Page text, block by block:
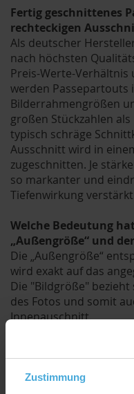
Zustimmung
Fertig geschnittenes
rechteckigen
Als deutscher
nach höchsten
Preis-Werte-Verhältnis
werden Passepartouts
Bilderrahmengrößen
großen Stückzahlen
typisch schräge
Ausschnitt wird in
zugeschnitten. Je
so markanter und
Tiefenwirkung
Welche Bedeutung
„Außengröße“ und
Die „Außengröße“
wird exakt auf das
Die "Bildgröße"
des Fotos und somit
Innenauschnitt.
Der Ausschnitt wird
Durch den etwas
Foto hinter dem